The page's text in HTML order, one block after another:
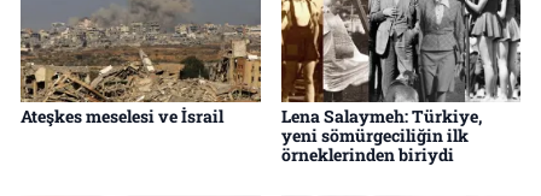
Ateşkes meselesi ve İsrail
Lena Salaymeh: Türkiye,
yeni sömürgeciliğin ilk
örneklerinden biriydi